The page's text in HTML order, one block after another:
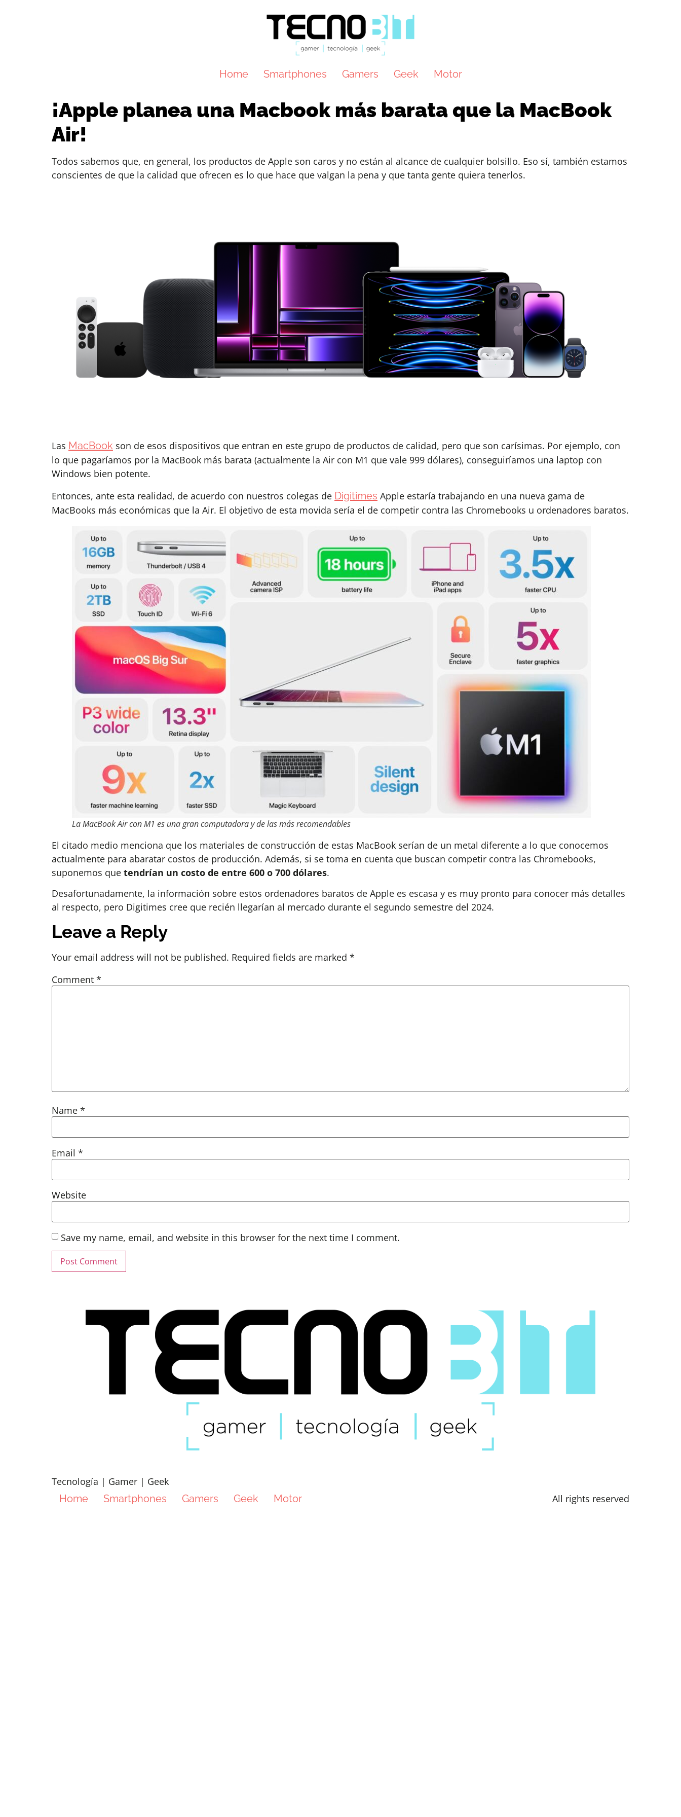
Home Smartphones Gamers Geek Motor
¡Apple planea una Macbook más barata que la MacBook
Air!
Todos sabemos que, en general, los productos de Apple son caros y no están al alcance de cualquier bolsillo. Eso sí, también estamos
conscientes de que la calidad que ofrecen es lo que hace que valgan la pena y que tanta gente quiera tenerlos.
Las MacBook son de esos dispositivos que entran en este grupo de productos de calidad, pero que son carísimas. Por ejemplo, con
lo que pagaríamos por la MacBook más barata (actualmente la Air con M1 que vale 999 dólares), conseguiríamos una laptop con
Windows bien potente.
Entonces, ante esta realidad, de acuerdo con nuestros colegas de Digitimes Apple estaría trabajando en una nueva gama de
MacBooks más económicas que la Air. El objetivo de esta movida sería el de competir contra las Chromebooks u ordenadores baratos.
La MacBook Air con M1 es una gran computadora y de las más recomendables
El citado medio menciona que los materiales de construcción de estas MacBook serían de un metal diferente a lo que conocemos
actualmente para abaratar costos de producción. Además, si se toma en cuenta que buscan competir contra las Chromebooks,
suponemos que tendrían un costo de entre 600 o 700 dólares.
Desafortunadamente, la información sobre estos ordenadores baratos de Apple es escasa y es muy pronto para conocer más detalles
al respecto, pero Digitimes cree que recién llegarían al mercado durante el segundo semestre del 2024.
Leave a Reply
Your email address will not be published. Required fields are marked *
Comment *
Name *
Email *
Website
Save my name, email, and website in this browser for the next time I comment.
Tecnología | Gamer | Geek
Home
Smartphones Gamers Geek Motor All rights reserved